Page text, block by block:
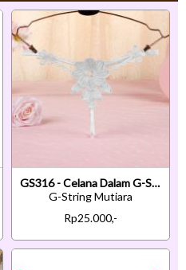
GS316 - Celana Dalam G-String Mutiara T-Back Bunga Putih
G-String Mutiara
Rp25.000,-